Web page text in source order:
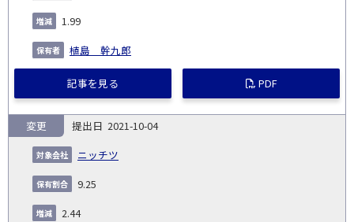
1.99
植島 幹九郎
記事を見る PDF
2021-10-04
ニッチツ
変更
9.25
2.44